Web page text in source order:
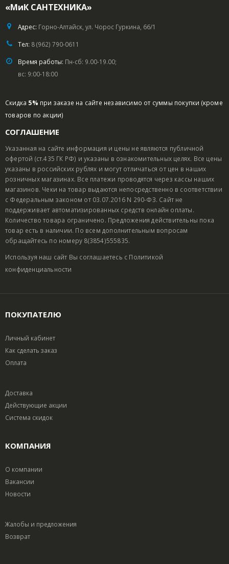
«МиК САНТЕХНИКА»
Адрес: Горно-Алтайск, ул. Чорос Гуркина, 66/1
Тел: 8 (962) 790-0611
Время работы: Пн-сб: 9.00-19.00;
вс: 9:00-18:00
Скидка 5% при заказе на сайте независимо от суммы покупки (кроме
товаров по акции)
СОГЛАШЕНИЕ
Указанная на сайте информация и цены не являются публичной
офертой (ст.435 ГК РФ) и указаны в ознакомительных целях. Все цены
указаны в российских рублях и могут отличаться от цен в наших
розничных магазинах. Все платежи проводятся через кассы наших
магазинов. Чеки на товар выдаются непосредственно в соответствии
с Федеральным законом от 03.07.2016 N 290-ФЗ. Сайт не
поддерживает автоматизированных средств онлайн оплаты.
Количество товара ограничено. Предложения действительны пока
товар есть в наличии. По всем дополнительным вопросам
обращайтесь по номеру 8(3854)555835.
Используя наш сайт Вы соглашаетесь с Политикой
конфиденциальности
ПОКУПАТЕЛЮ
Личный кабинет
Как сделать заказ
Оплата
Доставка
Действующие акции
Система скидок
КОМПАНИЯ
О компании
Вакансии
Новости
Жалобы и предложения
Возврат